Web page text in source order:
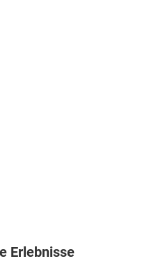
Erlebnisse